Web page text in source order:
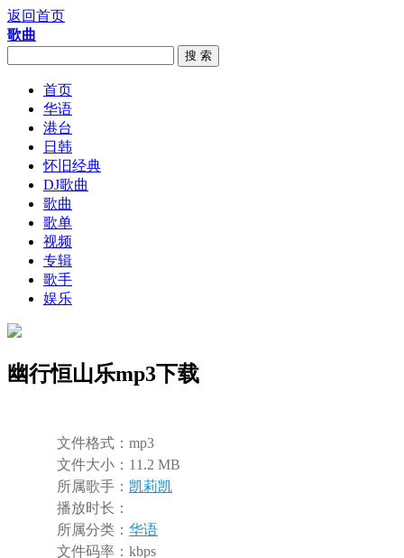
返回首页
歌曲
搜 索
首页
华语
港台
日韩
怀旧经典
DJ歌曲
歌曲
歌单
视频
专辑
歌手
娱乐
幽行恒山乐mp3下载
文件格式： mp3
文件大小： 11.2 MB
所属歌手： 凯莉凯
播放时长：
所属分类： 华语
文件码率： kbps